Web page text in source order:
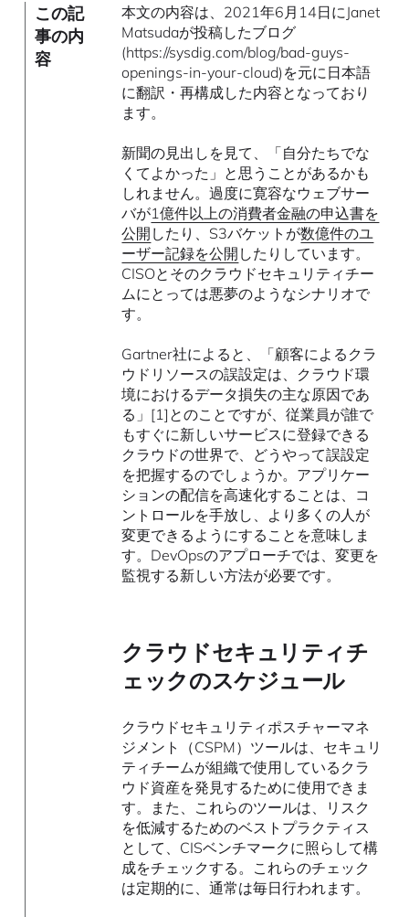
この記
事の内
容
本文の内容は、2021年6月14日にJanet
Matsudaが投稿したブログ
(https://sysdig.com/blog/bad-guys-
openings-in-your-cloud)を元に日本語
に翻訳・再構成した内容となっており
ます。
新聞の見出しを見て、「自分たちでな
くてよかった」と思うことがあるかも
しれません。過度に寛容なウェブサー
バが1億件以上の消費者金融の申込書を
公開 したり、S3バケットが数億件のユ
ーザー記録を公開 したりしています。
CISOとそのクラウドセキュリティチー
ムにとっては悪夢のようなシナリオで
す。
Gartner社によると、「顧客によるクラ
ウドリソースの誤設定は、クラウド環
境におけるデータ損失の主な原因であ
る」[1]とのことですが、従業員が誰で
もすぐに新しいサービスに登録できる
クラウドの世界で、どうやって誤設定
を把握するのでしょうか。アプリケー
ションの配信を高速化することは、コ
ントロールを手放し、より多くの人が
変更できるようにすることを意味しま
す。DevOpsのアプローチでは、変更を
監視する新しい方法が必要です。
クラウドセキュリティチ
ェックのスケジュール
クラウドセキュリティポスチャーマネ
ジメント（CSPM）ツールは、セキュリ
ティチームが組織で使用しているクラ
ウド資産を発見するために使用できま
す。また、これらのツールは、リスク
を低減するためのベストプラクティス
として、CISベンチマークに照らして構
成をチェックする。これらのチェック
は定期的に、通常は毎日行われます。